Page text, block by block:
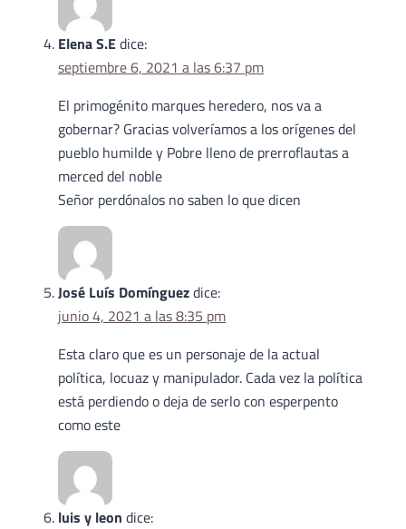
Elena S.Edice:
septiembre 6, 2021 a las 6:37 pm
El primogénito marques heredero, nos va a
gobernar? Gracias volveríamos a los orígenes del
pueblo humilde y Pobre lleno de prerroflautas a
merced del noble
Señor perdónalos no saben lo que dicen
José Luís Domínguezdice:
junio 4, 2021 a las 8:35 pm
Esta claro que es un personaje de la actual
política, locuaz y manipulador. Cada vez la política
está perdiendo o deja de serlo con esperpento
como este
luis y leon dice: